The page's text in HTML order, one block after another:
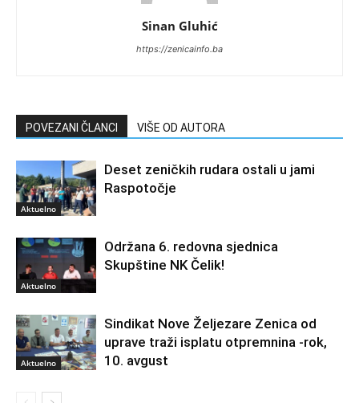
Sinan Gluhić
https://zenicainfo.ba
POVEZANI ČLANCI VIŠE OD AUTORA
Aktuelno
Deset zeničkih rudara ostali u jami
Raspotočje
Aktuelno
Održana 6. redovna sjednica
Skupštine NK Čelik!
Aktuelno
Sindikat Nove Željezare Zenica od
uprave traži isplatu otpremnina -rok,
10. avgust